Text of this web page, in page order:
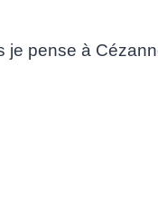
pense à